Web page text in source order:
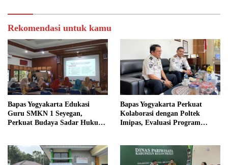
Rekomendasi untuk kamu
Bapas Yogyakarta Edukasi
Guru SMKN 1 Seyegan,
Perkuat Budaya Sadar Hukum
Bapas Yogyakarta Perkuat
Kolaborasi dengan Poltek
Imipas, Evaluasi Program